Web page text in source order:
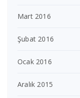
Mart 2016
Şubat 2016
Ocak 2016
Aralık 2015